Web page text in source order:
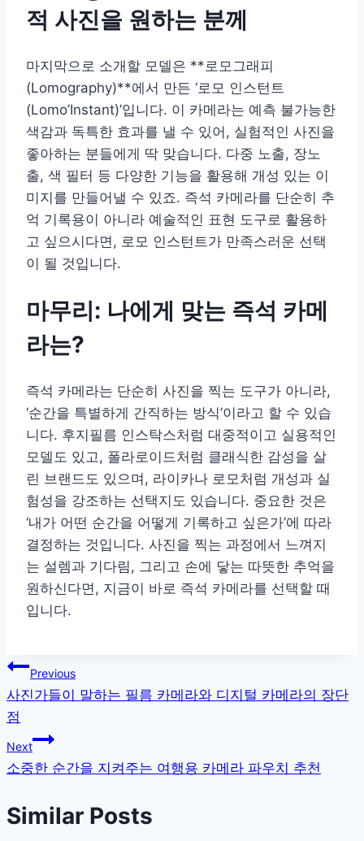
적 사진을 원하는 분께
마지막으로 소개할 모델은 **로모그래피
(Lomography)**에서 만든 ‘로모 인스턴트
(Lomo’Instant)’입니다. 이 카메라는 예측 불가능한
색감과 독특한 효과를 낼 수 있어, 실험적인 사진을
좋아하는 분들에게 딱 맞습니다. 다중 노출, 장노
출, 색 필터 등 다양한 기능을 활용해 개성 있는 이
미지를 만들어낼 수 있죠. 즉석 카메라를 단순히 추
억 기록용이 아니라 예술적인 표현 도구로 활용하
고 싶으시다면, 로모 인스턴트가 만족스러운 선택
이 될 것입니다.
마무리: 나에게 맞는 즉석 카메
라는?
즉석 카메라는 단순히 사진을 찍는 도구가 아니라,
‘순간을 특별하게 간직하는 방식’이라고 할 수 있습
니다. 후지필름 인스탁스처럼 대중적이고 실용적인
모델도 있고, 폴라로이드처럼 클래식한 감성을 살
린 브랜드도 있으며, 라이카나 로모처럼 개성과 실
험성을 강조하는 선택지도 있습니다. 중요한 것은
‘내가 어떤 순간을 어떻게 기록하고 싶은가’에 따라
결정하는 것입니다. 사진을 찍는 과정에서 느껴지
는 설렘과 기다림, 그리고 손에 닿는 따뜻한 추억을
원하신다면, 지금이 바로 즉석 카메라를 선택할 때
입니다.
글
탐
색
Previous
사진가들이 말하는 필름 카메라와 디지털 카메라의 장단
점
Next
소중한 순간을 지켜주는 여행용 카메라 파우치 추천
Similar Posts